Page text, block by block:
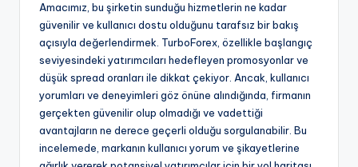
Amacımız, bu şirketin sunduğu hizmetlerin ne kadar
güvenilir ve kullanıcı dostu olduğunu tarafsız bir bakış
açısıyla değerlendirmek. TurboForex, özellikle başlangıç
seviyesindeki yatırımcıları hedefleyen promosyonlar ve
düşük spread oranları ile dikkat çekiyor. Ancak, kullanıcı
yorumları ve deneyimleri göz önüne alındığında, firmanın
gerçekten güvenilir olup olmadığı ve vadettiği
avantajların ne derece geçerli olduğu sorgulanabilir. Bu
incelemede, markanın kullanıcı yorum ve şikayetlerine